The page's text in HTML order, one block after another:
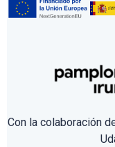
Con la colaboración